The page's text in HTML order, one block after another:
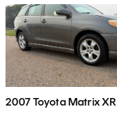
2007 Toyota Matrix XR